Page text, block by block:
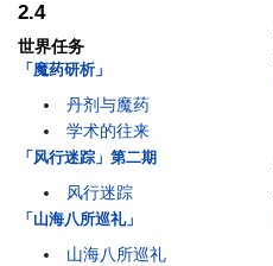
2.4
世界任务
「魔药研析」
丹剂与魔药
学术的往来
「风行迷踪」第二期
风行迷踪
「山海八所巡礼」
山海八所巡礼